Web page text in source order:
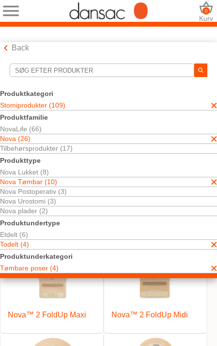
Kurv
0
Back
Produktkategori
Stomiprodukter (109)
Produktfamilie
NovaLife (66)
Nova (26)
Tilbehørsprodukter (17)
Produkttype
Nova Lukket (8)
Nova Tømbar (10)
Nova Postoperativ (3)
Nova Urostomi (3)
Nova plader (2)
Produktundertype
Etdelt (6)
Todelt (4)
Produktunderkategori
Tømbare poser (4)
Søgeværktøjer
Dine valg:
Stomiprodukter
Nova
Nova Tømbar
Todelt
Tømbare poser
Dit valg matchede4resultater
Sortér efter:
Nova™ 2 FoldUp Maxi Nova™ 2 FoldUp Midi